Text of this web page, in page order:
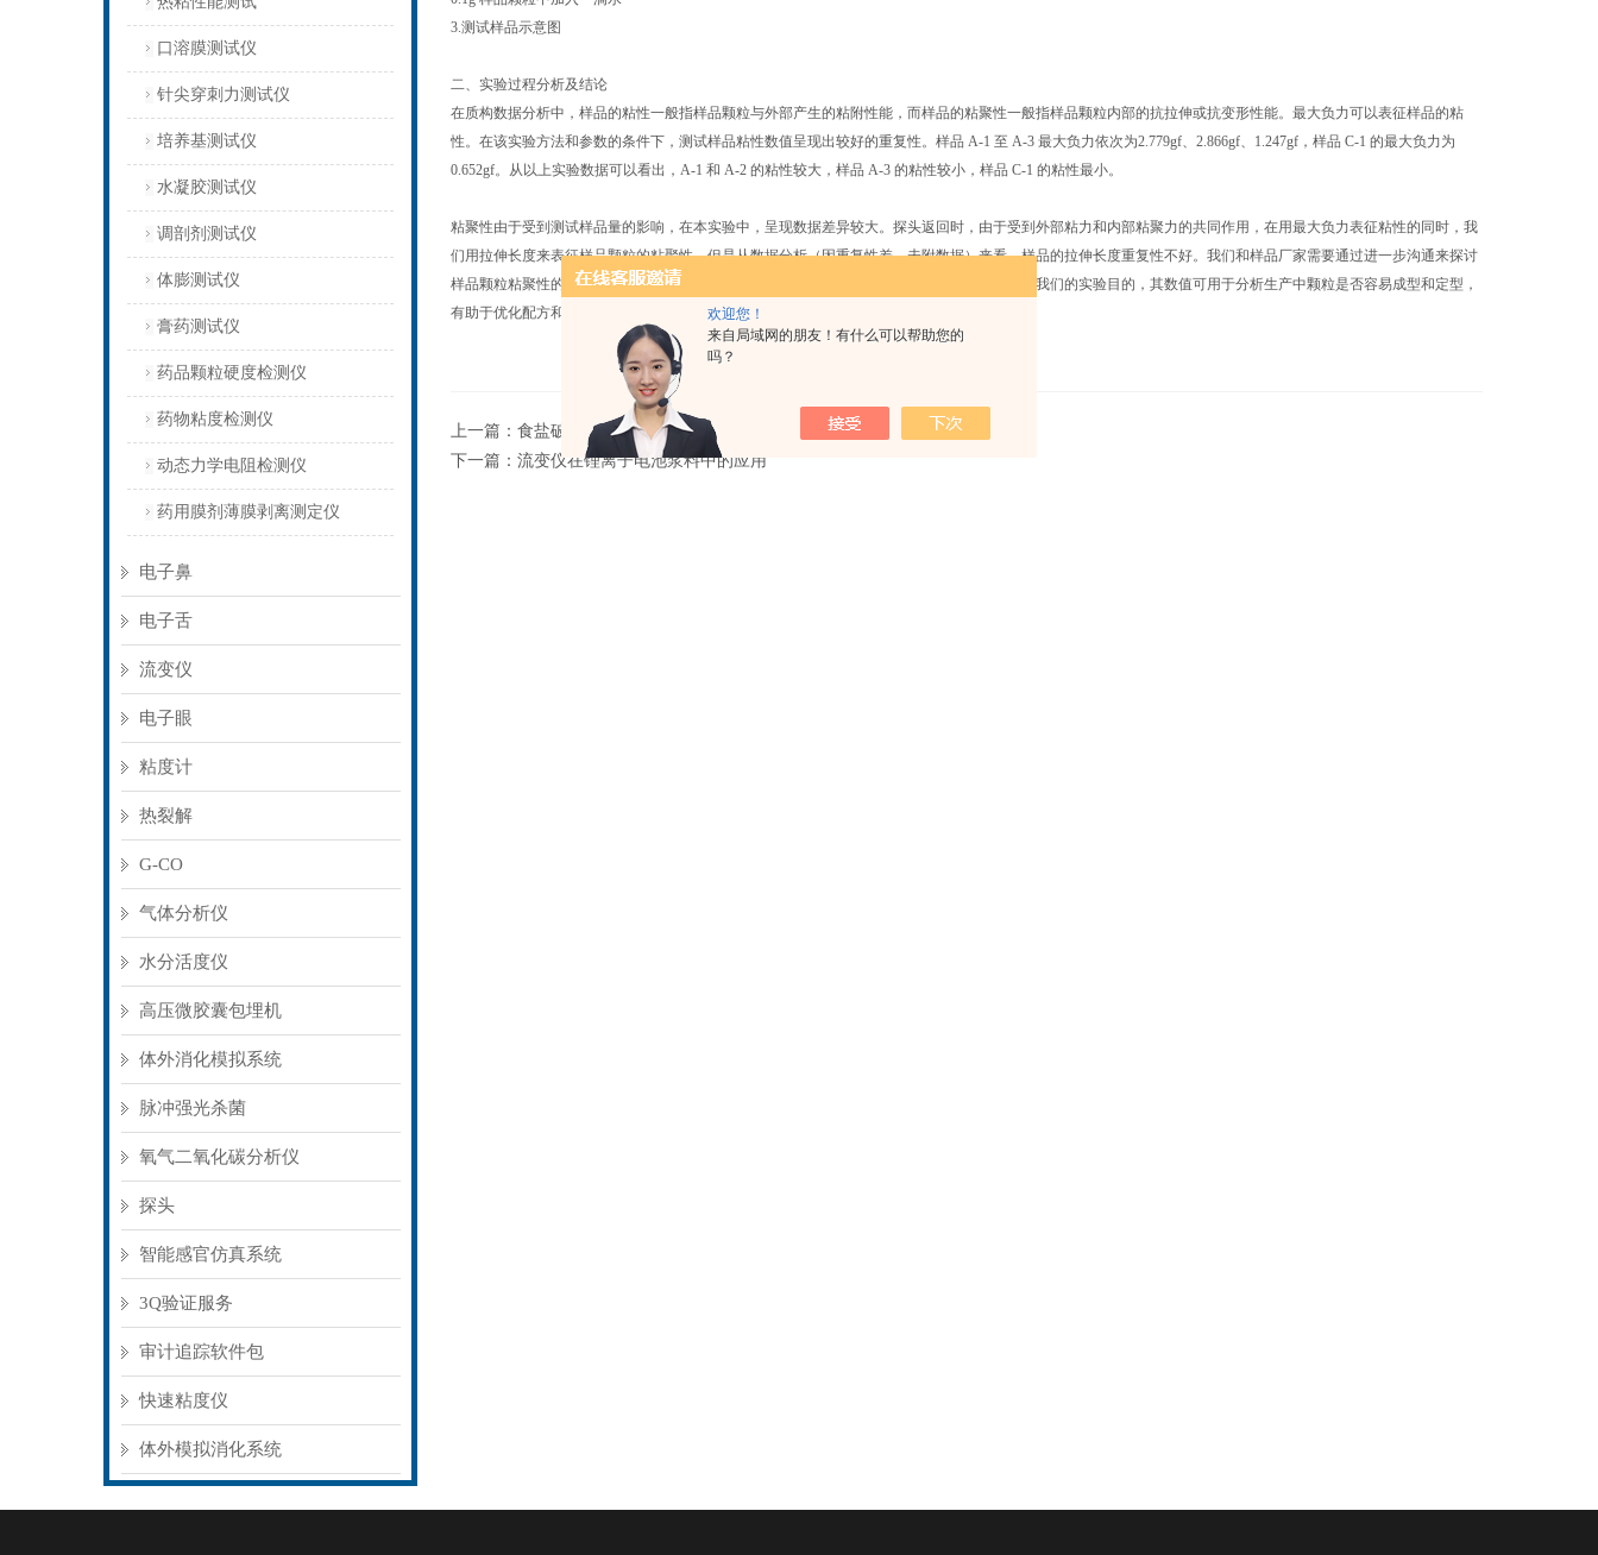
欢迎您！
来自局域网的朋友！有什么可以帮助您的
吗？
口溶膜测试仪
针尖穿刺力测试仪
培养基测试仪
水凝胶测试仪
调剖剂测试仪
体膨测试仪
膏药测试仪
药品颗粒硬度检测仪
药物粘度检测仪
动态力学电阻检测仪
药用膜剂薄膜剥离测定仪
电子鼻
电子舌
流变仪
电子眼
粘度计
热裂解
G-CO
气体分析仪
水分活度仪
高压微胶囊包埋机
体外消化模拟系统
脉冲强光杀菌
氧气二氧化碳分析仪
探头
智能感官仿真系统
3Q验证服务
审计追踪软件包
快速粘度仪
体外模拟消化系统
3.测试样品示意图
二、实验过程分析及结论
在质构数据分析中，样品的粘性一般指样品颗粒与外部产生的粘附性能，而样品的粘聚性一般指样品颗粒内部的抗拉伸或抗变形性能。最大负力可以表征样品的粘
性。在该实验方法和参数的条件下，测试样品粘性数值呈现出较好的重复性。样品 A-1 至 A-3 最大负力依次为2.779gf、2.866gf、1.247gf，样品 C-1 的最大负力为
0.652gf。从以上实验数据可以看出，A-1 和 A-2 的粘性较大，样品 A-3 的粘性较小，样品 C-1 的粘性最小。
粘聚性由于受到测试样品量的影响，在本实验中，呈现数据差异较大。探头返回时，由于受到外部粘力和内部粘聚力的共同作用，在用最大负力表征粘性的同时，我
们用拉伸长度来表征样品颗粒的粘聚性，但是从数据分析（因重复性差，未附数据）来看，样品的拉伸长度重复性不好。我们和样品厂家需要通过进一步沟通来探讨
样品颗粒粘聚性的测试目的和样品处理方法，从而建立更有效和更准确的测试方法，以期达到我们的实验目的，其数值可用于分析生产中颗粒是否容易成型和定型，
有助于优化配方和工艺。
上一篇： 食盐破裂强度测试方法
下一篇： 流变仪在锂离子电池浆料中的应用